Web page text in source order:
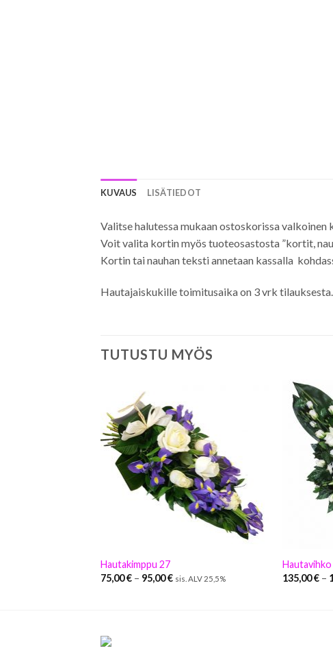
KUVAUS LISÄTIEDOT
Valitse halutessa mukaan ostoskorissa valkoinen
Voit valita kortin myös tuoteosastosta ”kortit,
Kortin tai nauhan teksti annetaan kassalla
Hautajaiskukille toimitusaika on 3 vrk tilauksesta.
TUTUSTU MYÖS
Hautakimppu 27
75,00€– 95,00€ sis. ALV 25,5%
135,00€ –